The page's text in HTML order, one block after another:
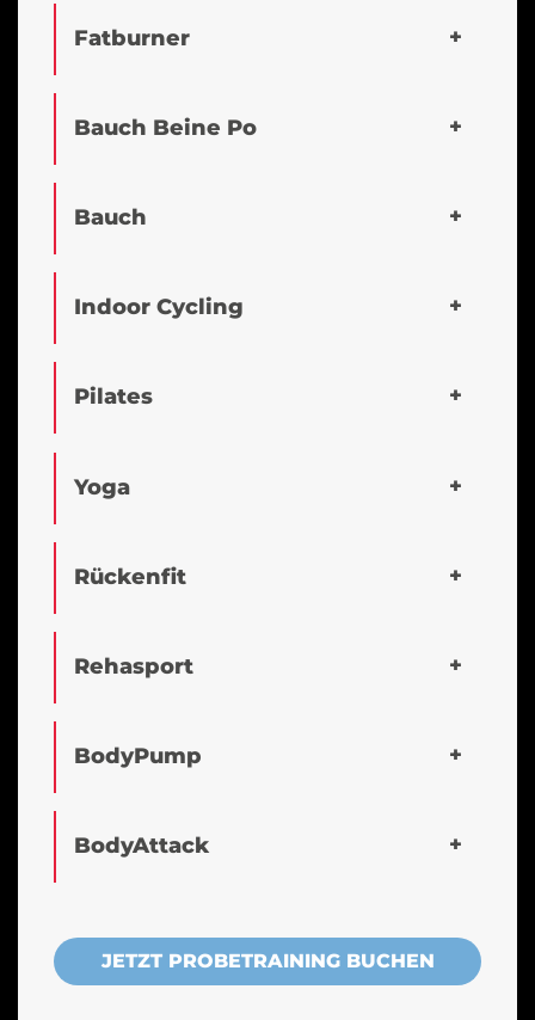
Fatburner
Bauch Beine Po
Bauch
Indoor Cycling
Pilates
Yoga
Rückenfit
Rehasport
BodyPump
BodyAttack
JETZT PROBETRAINING BUCHEN